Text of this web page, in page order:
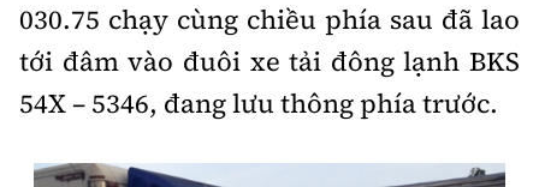
Câu chuyện giao thông
Giải trí - Thể thao
Cơ quan chủ quản: Bộ Xây dựng
Giấy phép số: 03/GP-BVHTTDL, cấp ngày 1/4/2025.
Tòa soạn: Số 2 Nguyễn Công Hoan, phường Giảng Võ,
030.75 chạy cùng chiều phía sau đã lao
tới đâm vào đuôi xe tải đông lạnh BKS
54X – 5346, đang lưu thông phía trước.